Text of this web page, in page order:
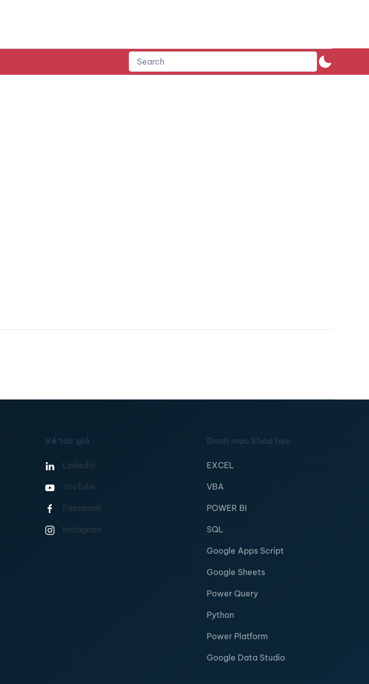
Về tác giả
Linkedin
YouTube
Facebook
Instagram
Danh mục khóa học
EXCEL
VBA
POWER BI
SQL
Google Apps Script
Google Sheets
Power Query
Python
Power Platform
Google Data Studio